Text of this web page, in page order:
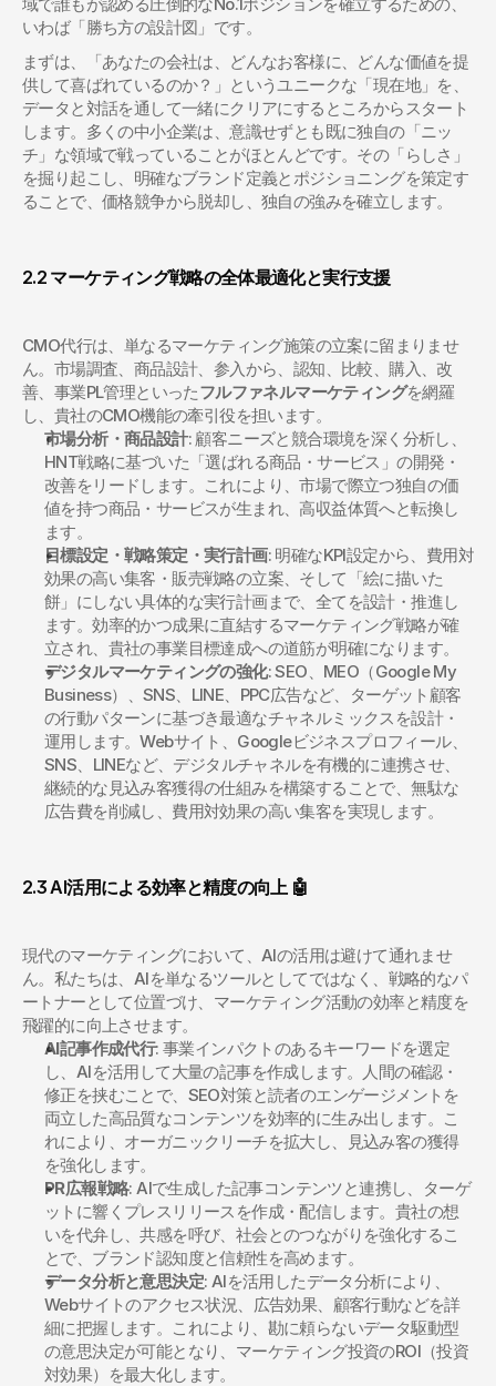
いわば「勝ち方の設計図」です。
まずは、「あなたの会社は、どんなお客様に、どんな価値を提
供して喜ばれているのか？」というユニークな「現在地」を、
データと対話を通して一緒にクリアにするところからスタート
します。多くの中小企業は、意識せずとも既に独自の「ニッ
チ」な領域で戦っていることがほとんどです。その「らしさ」
を掘り起こし、明確なブランド定義とポジショニングを策定す
ることで、価格競争から脱却し、独自の強みを確立します。
2.2 マーケティング戦略の全体最適化と実行支援
CMO代行は、単なるマーケティング施策の立案に留まりませ
ん。市場調査、商品設計、参入から、認知、比較、購入、改
善、事業PL管理といったフルファネルマーケティングを網羅
し、貴社のCMO機能の牽引役を担います。
市場分析・商品設計: 顧客ニーズと競合環境を深く分析し、
HNT戦略に基づいた「選ばれる商品・サービス」の開発・
改善をリードします。これにより、市場で際立つ独自の価
値を持つ商品・サービスが生まれ、高収益体質へと転換し
ます。
目標設定・戦略策定・実行計画: 明確なKPI設定から、費用対
効果の高い集客・販売戦略の立案、そして「絵に描いた
餅」にしない具体的な実行計画まで、全てを設計・推進し
ます。効率的かつ成果に直結するマーケティング戦略が確
立され、貴社の事業目標達成への道筋が明確になります。
デジタルマーケティングの強化: SEO、MEO（Google My
Business）、SNS、LINE、PPC広告など、ターゲット顧客
の行動パターンに基づき最適なチャネルミックスを設計・
運用します。Webサイト、Googleビジネスプロフィール、
SNS、LINEなど、デジタルチャネルを有機的に連携させ、
継続的な見込み客獲得の仕組みを構築することで、無駄な
広告費を削減し、費用対効果の高い集客を実現します。
2.3 AI活用による効率と精度の向上 🤖
現代のマーケティングにおいて、AIの活用は避けて通れませ
ん。私たちは、AIを単なるツールとしてではなく、戦略的なパ
ートナーとして位置づけ、マーケティング活動の効率と精度を
飛躍的に向上させます。
AI記事作成代行: 事業インパクトのあるキーワードを選定
し、AIを活用して大量の記事を作成します。人間の確認・
修正を挟むことで、SEO対策と読者のエンゲージメントを
両立した高品質なコンテンツを効率的に生み出します。こ
れにより、オーガニックリーチを拡大し、見込み客の獲得
を強化します。
PR広報戦略: AIで生成した記事コンテンツと連携し、ターゲ
ットに響くプレスリリースを作成・配信します。貴社の想
いを代弁し、共感を呼び、社会とのつながりを強化するこ
とで、ブランド認知度と信頼性を高めます。
データ分析と意思決定: AIを活用したデータ分析により、
Webサイトのアクセス状況、広告効果、顧客行動などを詳
細に把握します。これにより、勘に頼らないデータ駆動型
の意思決定が可能となり、マーケティング投資のROI（投資
対効果）を最大化します。